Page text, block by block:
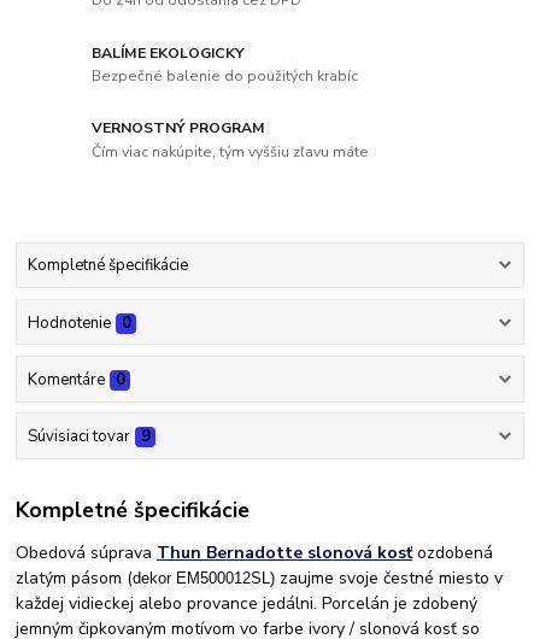
BALÍME EKOLOGICKY
Bezpečné balenie do použitých krabíc
VERNOSTNÝ PROGRAM
Čím viac nakúpite, tým vyššiu zľavu máte
Kompletné špecifikácie
Hodnotenie 0
Komentáre 0
Súvisiaci tovar 9
Kompletné špecifikácie
Obedová súprava Thun Bernadotte slonová kosťozdobená
zlatým pásom (dekor EM500012SL) zaujme svoje čestné miesto v
každej vidieckej alebo provance jedálni. Porcelán je zdobený
jemným čipkovaným motívom vo farbe ivory / slonová kosť so